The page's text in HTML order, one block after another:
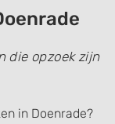
die opzoek zijn
in Doenrade?